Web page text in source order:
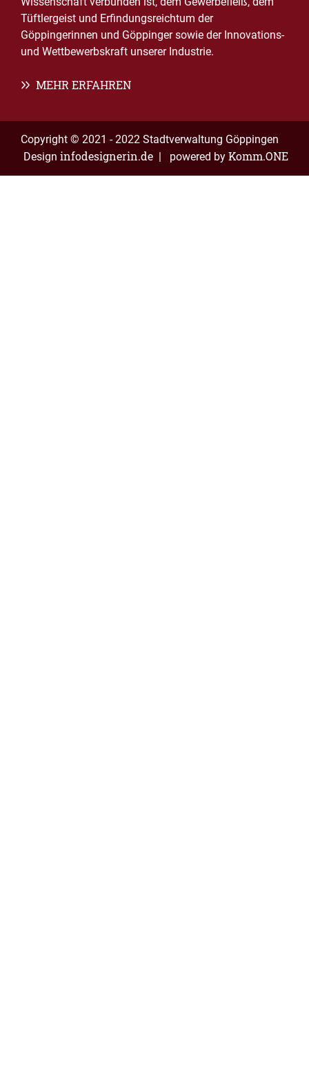
Tüftlergeist und Erfindungsreichtum der
Göppingerinnen und Göppinger sowie der Innovations-
und Wettbewerbskraft unserer Industrie.
MEHR ERFAHREN
Copyright © 2021 - 2022 Stadtverwaltung Göppingen
Design infodesignerin.de | powered by Komm.ONE